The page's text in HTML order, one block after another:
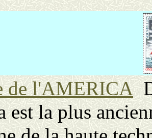
de l'AMERICA
est la plus